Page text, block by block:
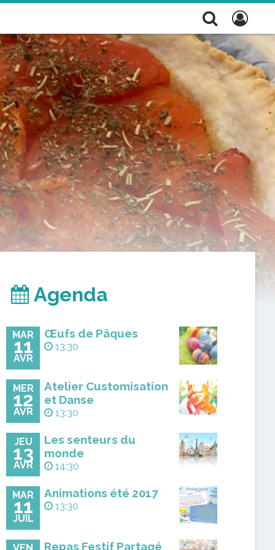
Agenda
MAR
11
AVR
Œufs de Pâques
13:30
MER
12
AVR
Atelier Customisation
et Danse
13:30
JEU
13
AVR
Les senteurs du
monde
14:30
MAR
11
JUIL
Animations été 2017
13:30
Repas Festif Partagé